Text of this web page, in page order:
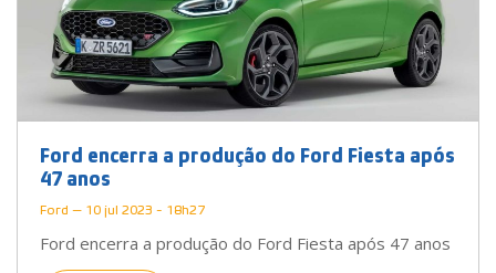
Ford encerra a produção do Ford Fiesta após
47 anos
Ford — 10 jul 2023 - 18h27
Ford encerra a produção do Ford Fiesta após 47 anos